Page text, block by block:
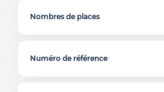
Nombres de places
Numéro de référence